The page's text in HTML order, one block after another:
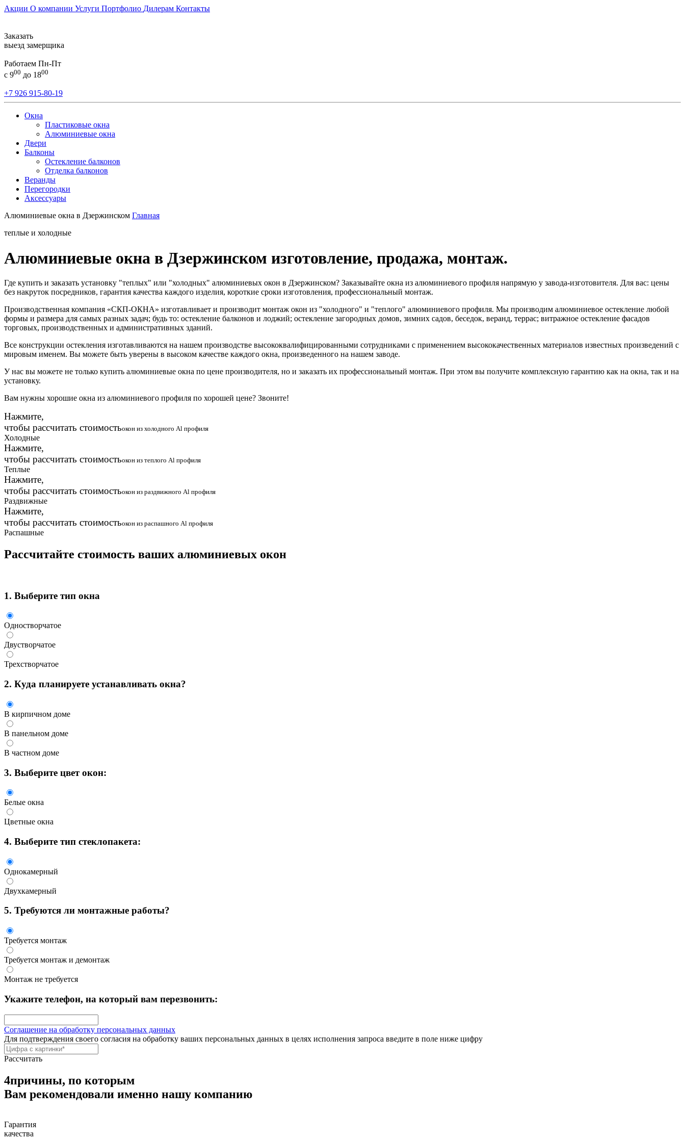
Акции О компании Услуги Портфолио Дилерам Контакты
Заказать
выезд замерщика
Работаем Пн-Пт
с 900 до 1800
+7 926 915-80-19
Окна
Пластиковые окна
Алюминиевые окна
Двери
Балконы
Остекление балконов
Отделка балконов
Веранды
Перегородки
Аксессуары
Алюминиевые окна в Дзержинском Главная
теплые и холодные
Алюминиевые окна в Дзержинском изготовление, продажа, монтаж.
Где купить и заказать установку "теплых" или "холодных" алюминиевых окон в Дзержинском? Заказывайте окна из алюминиевого профиля напрямую у завода-изготовителя. Для вас: цены
без накруток посредников, гарантия качества каждого изделия, короткие сроки изготовления, профессиональный монтаж.
Производственная компания «СКП-ОКНА» изготавливает и производит монтаж окон из "холодного" и "теплого" алюминиевого профиля. Мы производим алюминиевое остекление любой
формы и размера для самых разных задач; будь то: остекление балконов и лоджий; остекление загородных домов, зимних садов, беседок, веранд, террас; витражное остекление фасадов
торговых, производственных и административных зданий.
Все конструкции остекления изготавливаются на нашем производстве высококвалифицированными сотрудниками с применением высококачественных материалов известных произведений с
мировым именем. Вы можете быть уверены в высоком качестве каждого окна, произведенного на нашем заводе.
У нас вы можете не только купить алюминиевые окна по цене производителя, но и заказать их профессиональный монтаж. При этом вы получите комплексную гарантию как на окна, так и на
установку.
Вам нужны хорошие окна из алюминиевого профиля по хорошей цене? Звоните!
Нажмите,
чтобы рассчитать стоимостьокон из холодного Al профиля
Холодные
Нажмите,
чтобы рассчитать стоимостьокон из теплого Al профиля
Теплые
Нажмите,
чтобы рассчитать стоимостьокон из раздвижного Al профиля
Раздвижные
Нажмите,
чтобы рассчитать стоимостьокон из распашного Al профиля
Распашные
Рассчитайте стоимость ваших алюминиевых окон
1. Выберите тип окна
Одностворчатое
Двустворчатое
Трехстворчатое
2. Куда планируете устанавливать окна?
В кирпичном доме
В панельном доме
В частном доме
3. Выберите цвет окон:
Белые окна
Цветные окна
4. Выберите тип стеклопакета:
Однокамерный
Двухкамерный
5. Требуются ли монтажные работы?
Требуется монтаж
Требуется монтаж и демонтаж
Монтаж не требуется
Укажите телефон, на который вам перезвонить:
Соглашение на обработку персональных данных
Для подтверждения своего согласия на обработку ваших персональных данных в целях исполнения запроса введите в поле ниже цифру
Рассчитать
4причины, по которым
Вам рекомендовали именно нашу компанию
Гарантия
качества